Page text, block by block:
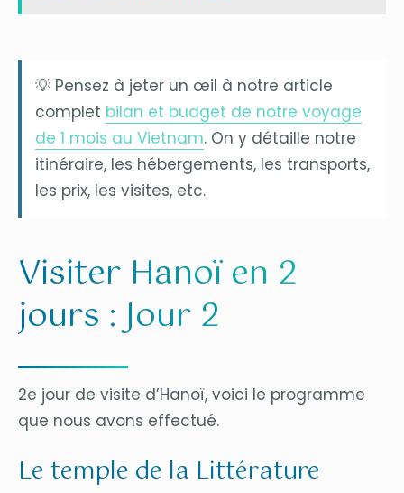
💡 Pensez à jeter un œil à notre article
complet bilan et budget de notre voyage
de 1 mois au Vietnam. On y détaille notre
itinéraire, les hébergements, les transports,
les prix, les visites, etc.
Visiter Hanoï en 2
jours : Jour 2
2e jour de visite d’Hanoï, voici le programme
que nous avons effectué.
Le temple de la Littérature